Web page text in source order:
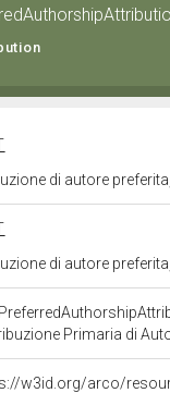
di autore
di autore
Primaria di
w3id.org/arco/